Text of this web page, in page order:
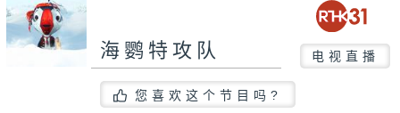
海鹦特攻队 电视直播
您喜欢这个节目吗?